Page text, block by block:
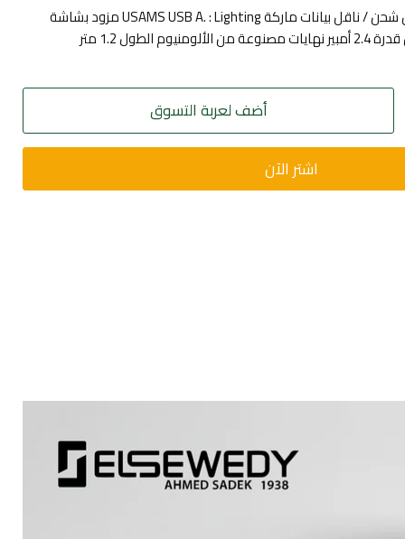
العلامة التجارية USAMS كابل شحن / ناقل بيانات ماركة USAMS USB A. : Lighting مزود بشاشة
1.2 متر
أضف لعربة التسوق
اشتر الآن